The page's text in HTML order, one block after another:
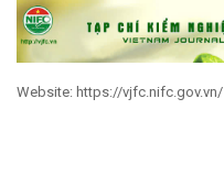
Website: https://vjfc.nifc.gov.vn/